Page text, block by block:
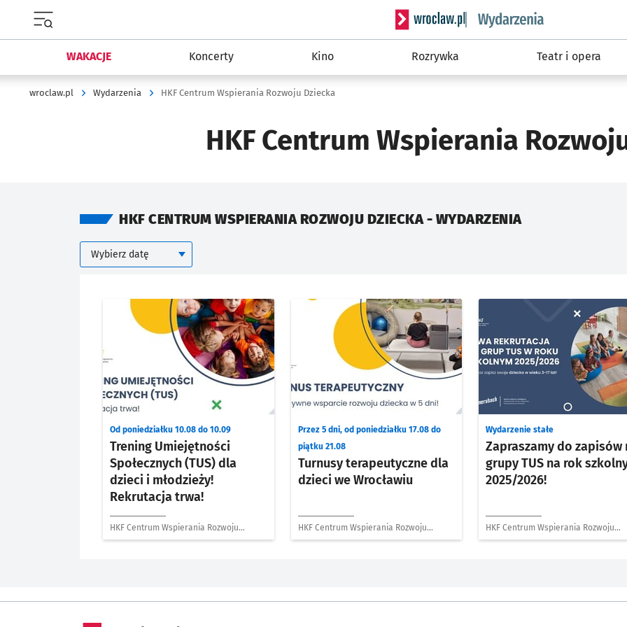
Serwis informacyjny wroclaw.pl podserwis:
WAKACJE Koncerty Kino Rozrywka Teatr i opera
wroclaw.pl Wydarzenia HKF Centrum Wspierania Rozwoju Dziecka
HKF Centrum Wspierania
HKF CENTRUM WSPIERANIA ROZWOJU DZIECKA - WYDARZENIA
Kalendarium
Wybierz datę
Trening Umiejętności
Społecznych (TUS) dla
dzieci i młodzieży!
Rekrutacja trwa!
Od poniedziałku 10.08 do 10.09
HKF Centrum Wspierania Rozwoju
Dziecka
Turnusy terapeutyczne dla
dzieci we Wrocławiu
Przez 5 dni, od poniedziałku 17.08 do
piątku 21.08
HKF Centrum Wspierania Rozwoju
Dziecka
Zapraszamy do zapisów
grupy TUS na rok
2025/2026!
Wydarzenie stałe
HKF Centrum Wspierania Rozwoju
Dziecka